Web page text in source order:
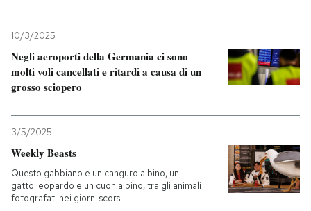
I MIEI PREFERITI
SHOP
CALENDARIO
AREA PERSONALE
Entra
10/3/2025
Negli aeroporti della Germania ci sono
molti voli cancellati e ritardi a causa di un
grosso sciopero
3/5/2025
Weekly Beasts
Questo gabbiano e un canguro albino, un
gatto leopardo e un cuon alpino, tra gli animali
fotografati nei giorni scorsi